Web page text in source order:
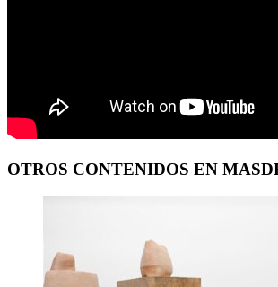
OTROS CONTENIDOS EN